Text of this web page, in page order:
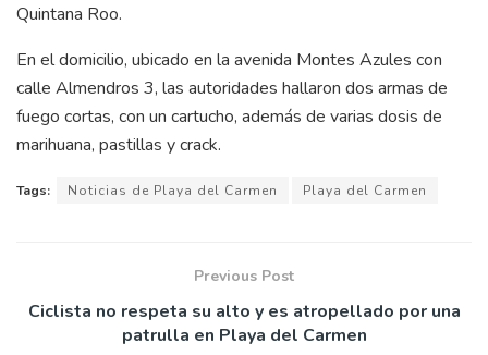
Quintana Roo.
En el domicilio, ubicado en la avenida Montes Azules con
calle Almendros 3, las autoridades hallaron dos armas de
fuego cortas, con un cartucho, además de varias dosis de
marihuana, pastillas y crack.
Tags: Noticias de Playa del Carmen Playa del Carmen
Previous Post
Ciclista no respeta su alto y es atropellado por una
patrulla en Playa del Carmen